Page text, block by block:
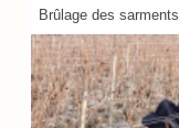
Brûlage des sarments.